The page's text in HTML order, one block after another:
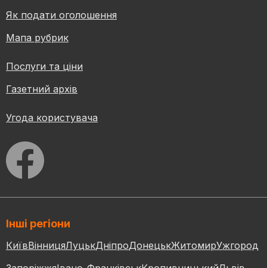
Як подати оголошення
Мапа рубрик
Послуги та ціни
Газетний архів
Угода користувача
Інші регіони
КиївВінницяЛуцькДніпроДонецькЖитомирУжгород